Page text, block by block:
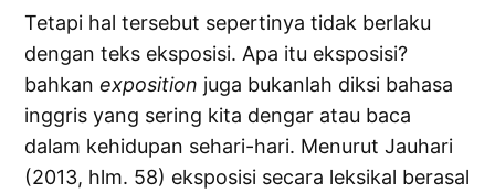
Tetapi hal tersebut sepertinya tidak berlaku
dengan teks eksposisi. Apa itu eksposisi?
bahkanexposition juga bukanlah diksi bahasa
inggris yang sering kita dengar atau baca
dalam kehidupan sehari-hari. Menurut Jauhari
(2013, hlm. 58) eksposisi secara leksikal berasal